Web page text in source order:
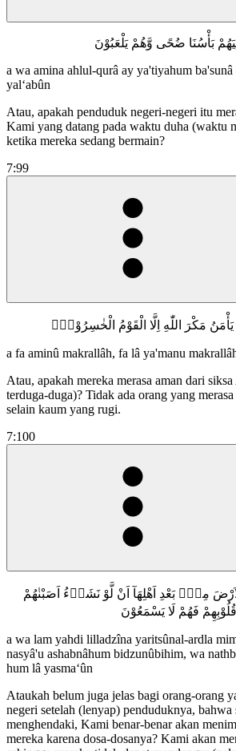
بَأْسُنَا ضُحًى وَّهُمْ يَلْعَبُوْنَ
a wa amina ahlul-qurâ ay ya'tiyahum
yal‘abûn
Atau, apakah penduduk negeri-negeri itu
Kami yang datang pada waktu duha (waktu
ketika mereka sedang bermain?
7:99
يَأْمَنُ مَكْرَ اللّٰهِ اِلَّا الْقَوْمُ الْخٰسِرُوْنَࣖ
a fa aminû makrallâh, fa lâ ya'manu
Atau, apakah mereka merasa aman dari
terduga-duga)? Tidak ada orang yang
selain kaum yang rugi.
7:100
الْاَرْضَ مِنْۢ بَعْدِ اَهْلِهَآ اَنْ لَّوْ نَشَاۤءُ اَصَبْنٰهُمْ
فَهُمْ لَا يَسْمَعُوْنَ
a wa lam yahdi lilladzîna yaritsûnal-ardla
nasyâ'u ashabnâhum bidzunûbihim, wa
hum lâ yasma‘ûn
Ataukah belum juga jelas bagi orang-orang
negeri setelah (lenyap) penduduknya, bahwa
menghendaki, Kami benar-benar akan
mereka karena dosa-dosanya? Kami akan